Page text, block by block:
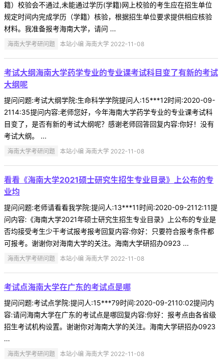
籍）校验会不通过,未能通过学历(学籍)网上校验的考生应在招生单位
规定时间内完成学历（学籍）核验，根据招生单位要求提供相应核验
材料。我准备报考海南大学，请问 ...
海南大学考研问题 本站小编 海南大学 2022-11-08
考试大纲海南大学药学专业的专业课考试科目变了有新的考试
大纲呢
提问问题:考试大纲学院:生命科学学院提问人:15***12时间:2020-09-
2114:35提问内容:老师您好，今年海南大学药学专业的专业课考试科
目变了，是否有新的考试大纲呢？感谢老师回答回复内容:你好！没有
考试大纲。 ...
海南大学考研问题 本站小编 海南大学 2022-11-08
看看《海南大学2021硕士研究生招生专业目录》上公布的专
业均
提问问题:老师请看看我学院:提问人:13***11时间:2020-09-2112:11提
问内容:《海南大学2021年硕士研究生招生专业目录》上公布的专业是
否均接受考生少干考试报考报考回复内容:你好：只要符合报考条件都
可报考。谢谢你对海南大学的关注。海南大学研招办0923 ...
海南大学考研问题 本站小编 海南大学 2022-11-08
考试点海南大学在广东的考试点是哪
提问问题:考试点学院:提问人:15***79时间:2020-09-2110:02提问内
容:请问海南大学在广东的考试点是哪回复内容:你好：报考点由各省级
招生考试机构设置。谢谢你对海南大学的关注。海南大学研招办0923
...
海南大学考研问题 本站小编 海南大学 2022-11-08